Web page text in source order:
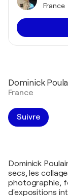
France
Dominick
France
Suivre
Dominick
secs, les
photographie,
d'expositions